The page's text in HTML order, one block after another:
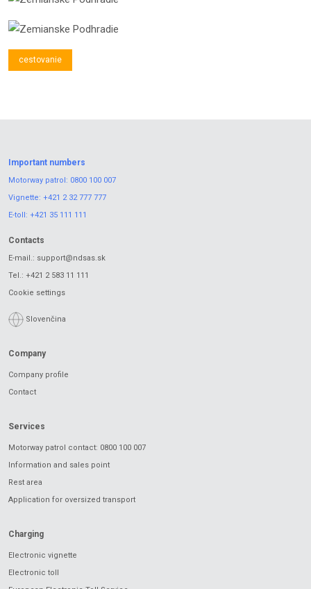
cestovanie
Important numbers
Motorway patrol: 0800 100 007
Vignette: +421 2 32 777 777
E-toll: +421 35 111 111
Contacts
E-mail.: support@ndsas.sk
Tel.: +421 2 583 11 111
Cookie settings
Slovenčina
Company
Company profile
Contact
Services
Motorway patrol contact: 0800 100 007
Information and sales point
Rest area
Application for oversized transport
Charging
Electronic vignette
Electronic toll